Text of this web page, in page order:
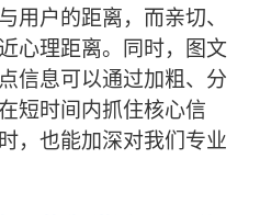
用户的距离，而亲切、
心理距离。同时，图文
信息可以通过加粗、分
短时间内抓住核心信
，也能加深对我们专业